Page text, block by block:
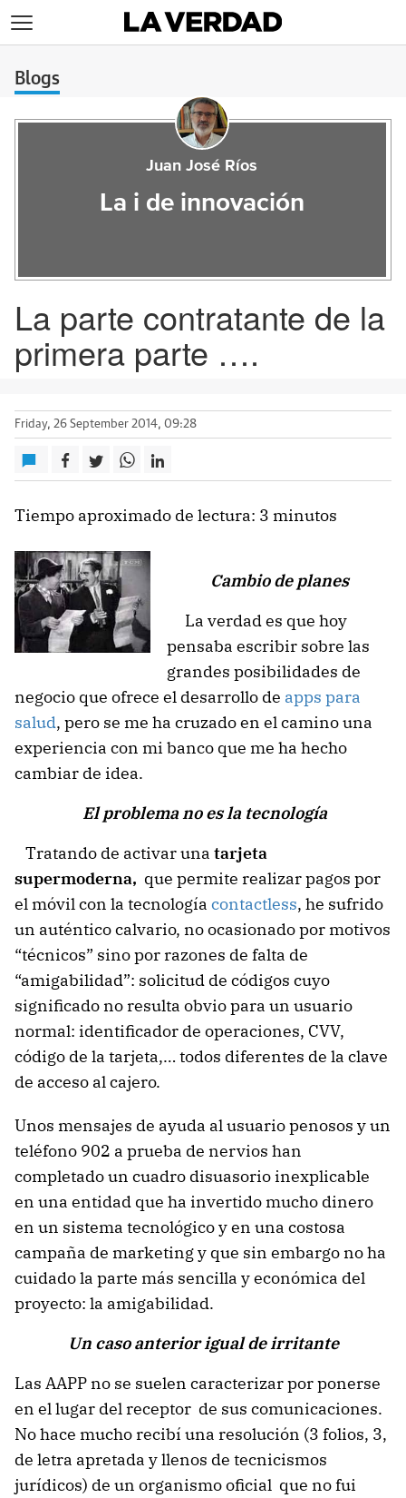
Blogs
Juan José Ríos
La i de innovación
La parte contratante de la
primera parte ….
Friday, 26 September 2014, 09:28
Tiempo aproximado de lectura: 3 minutos
Cambio de planes
La verdad es que hoy
pensaba escribir sobre las
grandes posibilidades de
negocio que ofrece el desarrollo de apps para
salud, pero se me ha cruzado en el camino una
experiencia con mi banco que me ha hecho
cambiar de idea.
El problema no es la tecnología
Tratando de activar una tarjeta
supermoderna, que permite realizar pagos por
el móvil con la tecnología contactless, he sufrido
un auténtico calvario, no ocasionado por motivos
“técnicos” sino por razones de falta de
“amigabilidad”: solicitud de códigos cuyo
significado no resulta obvio para un usuario
normal: identificador de operaciones, CVV,
código de la tarjeta,… todos diferentes de la clave
de acceso al cajero.
Unos mensajes de ayuda al usuario penosos y un
teléfono 902 a prueba de nervios han
completado un cuadro disuasorio inexplicable
en una entidad que ha invertido mucho dinero
en un sistema tecnológico y en una costosa
campaña de marketing y que sin embargo no ha
cuidado la parte más sencilla y económica del
proyecto: la amigabilidad.
Un caso anterior igual de irritante
Las AAPP no se suelen caracterizar por ponerse
en el lugar del receptor de sus comunicaciones.
No hace mucho recibí una resolución (3 folios, 3,
de letra apretada y llenos de tecnicismos
jurídicos) de un organismo oficial que no fui